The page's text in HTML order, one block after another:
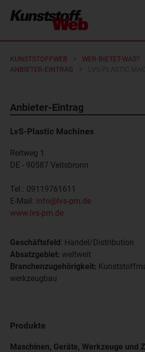
KUNSTSTOFFWEB
WER-BIETET-WAS?
ANBIETER-EINTRAG
Anbieter-Eintrag
LvS-Plastic Machines
Reitweg 1
DE - 90587 Veitsbronn
Tel.: 09119761611
E-Mail: info@lvs-pm.de
www.lvs-pm.de
Geschäftsfeld: Handel/Distribution
Absatzgebiet: weltweit
Branchenzugehörigkeit:
werkzeugbau
Produkte
Maschinen, Geräte, Werkzeuge und